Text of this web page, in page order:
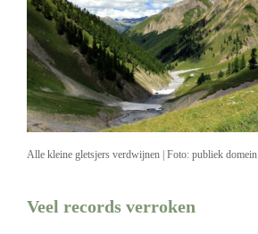
Alle kleine gletsjers verdwijnen | Foto: publiek domein
Veel records verroken